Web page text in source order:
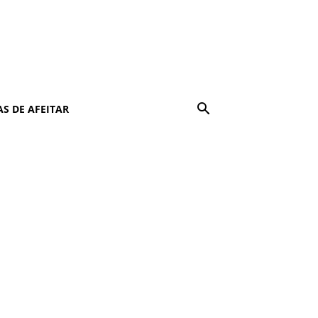
DE AFEITAR